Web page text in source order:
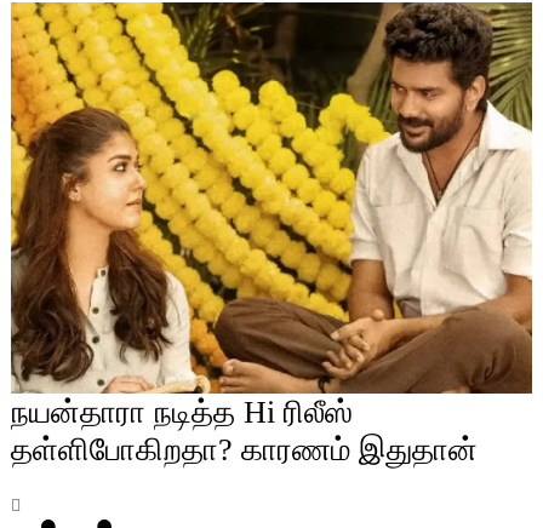
நயன்தாரா நடித்த Hi ரிலீஸ்
தள்ளிபோகிறதா? காரணம் இதுதான்